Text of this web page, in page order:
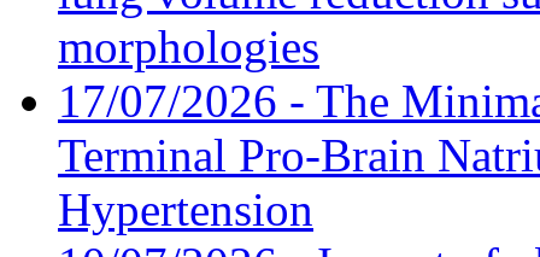
morphologies
17/07/2026 - The
Terminal Pro-Brain
Hypertension